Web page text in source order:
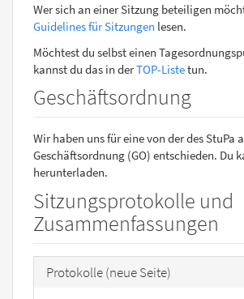
Wer sich an einer Sitzung beteiligen
Guidelines für Sitzungen lesen.
Möchtest du selbst einen
kannst du das in derTOP-Listetun.
Geschäftsordnung
Wir haben uns für eine von der des StuPa
Geschäftsordnung (GO) entschieden. Du
herunterladen.
Sitzungsprotokolle und
Zusammenfassungen
Protokolle (neue Seite)